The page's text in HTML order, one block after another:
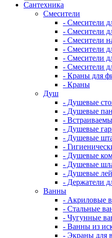
Сантехника
Смесители
- Смесители
- Смесители
- Смесители
- Смесители
- Смесители
- Смесители
- Краны для
- Краны
Душ
- Душевые
- Душевые
-
- Душевые
- Душевые
-
- Душевые
- Душевые
- Душевые
- Держатели
Ванны
- Акриловые
- Стальные
- Чугунные
- Ванны из
- Экраны для